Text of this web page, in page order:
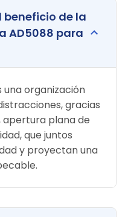
beneficio de la
AD5088 para
una organización
gracias
apertura plana de
que juntos
y proyectan una